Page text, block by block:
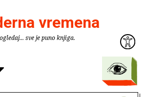
vremena
sve je puno knjiga.